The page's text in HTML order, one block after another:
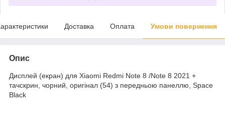
Доставка Оплата Умови повернення
Опис
Дисплей (екран) для Xiaomi Redmi Note 8 /Note 8 2021 +
тачскрин, чорний, оригінал (54) з передньою панеллю, Space
Black